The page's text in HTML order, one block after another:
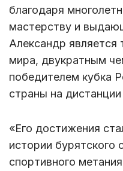
благодаря
мастерству и
Александр
мира, двукратным
победителем кубка
страны на
«Его достижения
истории бурятского
спортивного